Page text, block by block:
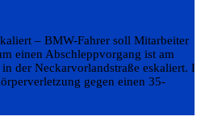
– BMW-Fahrer soll Mitarbeiter
einen Abschleppvorgang ist am
der Neckarvorlandstraße eskaliert.
gegen einen 35-